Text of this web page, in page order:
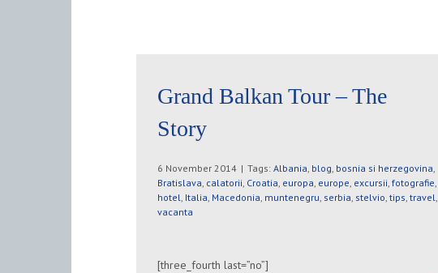
Grand Balkan Tour – The
Story
6 November 2014 | Tags: Albania, blog, bosnia si herzegovina,
Bratislava, calatorii, Croatia, europa, europe, excursii, fotografie,
hotel, Italia, Macedonia, muntenegru, serbia, stelvio, tips, travel,
vacanta
[three_fourth last=”no”]